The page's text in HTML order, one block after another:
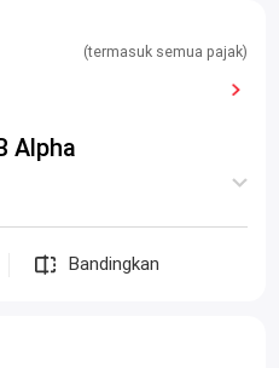
(termasuk semua pajak)
Alpha
Bandingkan